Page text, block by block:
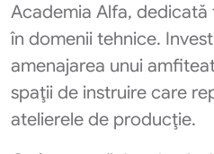
Academia Alfa,
în domenii tehnice.
amenajarea unui
spaţii de instruire care
atelierele de producţie.